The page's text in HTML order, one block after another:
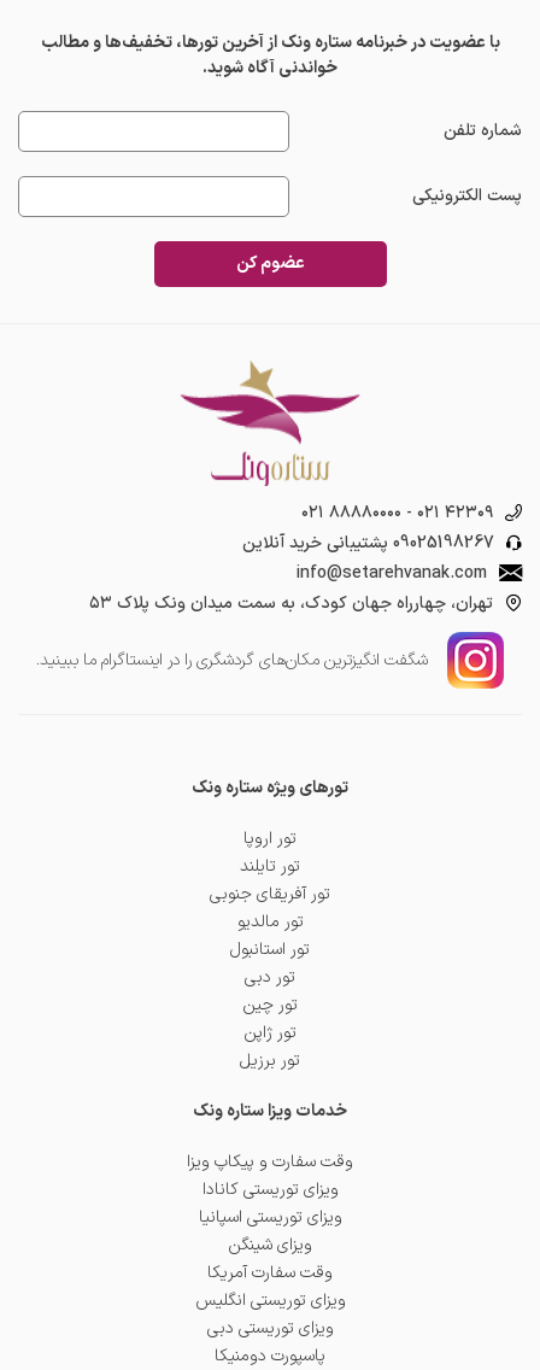
با عضویت در خبرنامه ستاره ونک از آخرین تورها، تخفیف‌ها و مطالب
خواندنی آگاه شوید.
شماره تلفن
پست الکترونیکی
عضوم کن
۰۲۱ ۸۸۸۸۰۰۰۰ - ۰۲۱ ۴۲۳۰۹
09025198267 پشتیبانی خرید آنلاین
info@setarehvanak.com
تهران، چهارراه جهان کودک، به سمت میدان ونک پلاک ۵۳
شگفت انگیز‌ترین مکان‌های گردشگری را در اینستاگرام ما ببینید.
تورهای ویژه ستاره ونک
تور اروپا
تور تایلند
تور آفریقای جنوبی
تور مالدیو
تور استانبول
تور دبی
تور چین
تور ژاپن
تور برزیل
خدمات ویزا ستاره ونک
وقت سفارت و پیکاپ ویزا
ویزای توریستی کانادا
ویزای توریستی اسپانیا
ویزای شینگن
وقت سفارت آمریکا
ویزای توریستی انگلیس
ویزای توریستی دبی
پاسپورت دومنیکا